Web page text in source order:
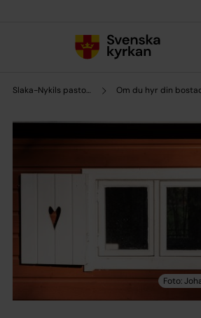
Slaka-Nykils pastorat Om du hyr din